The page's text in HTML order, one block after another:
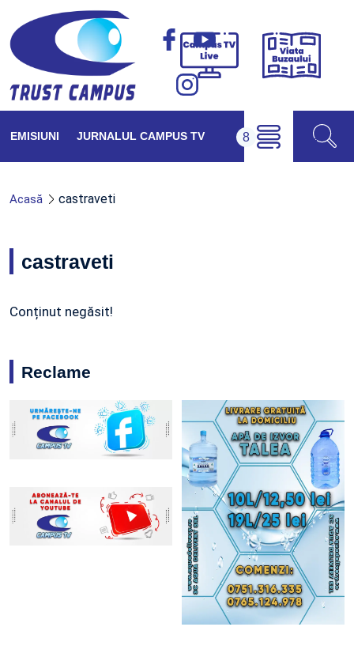
Campus
Viața
EMISIUNI JURNALUL CAMPUS TV
Acasă castraveti
castraveti
Conținut negăsit!
Reclame